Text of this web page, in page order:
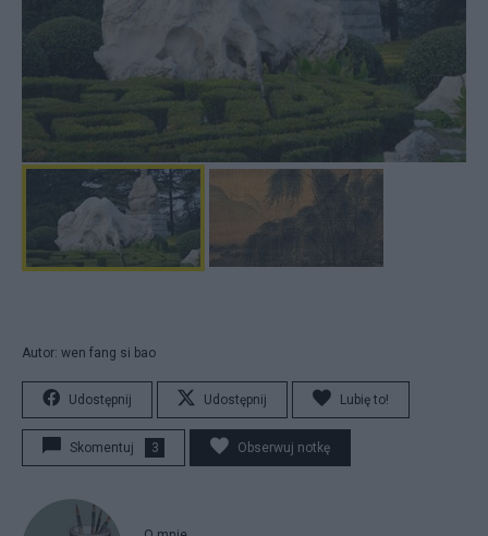
Autor: wen fang si bao
Udostępnij Udostępnij Lubię to!
Skomentuj 3 Obserwuj notkę